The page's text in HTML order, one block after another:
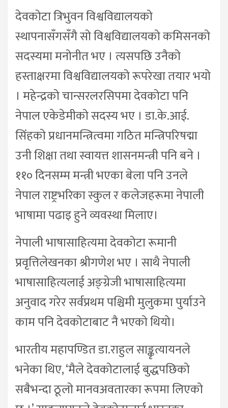
देवकोटा त्रिभुवन विश्वविद्यालयको
स्थापनासँगसँगै सो विश्वविद्यालयको कमिसनको
सदस्यमा मनोनीत भए । त्यसपछि उनैको
हस्ताक्षरमा विश्वविद्यालयको रूपरेखा तयार भयो
। महेन्द्रको चान्सरलरसिपमा देवकोटा पनि
नेपाल एकेडेमीको सदस्य भए । डा.के.आई.
सिंहको प्रधानमन्त्रित्वमा गठित मन्त्रिपरिषद्मा
उनी शिक्षा तथा स्वायत्त शासनमन्त्री पनि बने ।
११० दिनसम्म मन्त्री भएका बेला पनि उनले
नेपाल राष्ट्रभरिका स्कुल र कलेजहरूमा नेपाली
भाषामा पढाइ हुने व्यवस्था मिलाए।
नेपाली भाषासाहित्यमा देवकोटा रूमानी
प्रवृत्तिलेखनका श्रीगणेश भए । साथै नेपाली
भाषासाहित्यलाई अङ्ग्रेजी भाषासाहित्यमा
अनुवाद गरेर सर्वप्रथम पश्चिमी मुलुकमा पुर्याउने
काम पनि देवकोटाबाट नै भएको थियो।
भारतीय महापण्डित डा.राहुल साङ्कृत्यायनले
भनेका थिए, ‘मैले देवकोटालाई बुद्धपछिको
सबैभन्दा ठूलो मानवअवतारका रूपमा लिएको